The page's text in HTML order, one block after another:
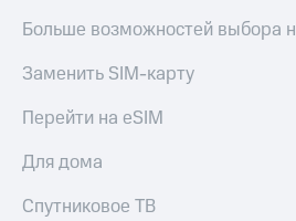
Больше возможностей выбора
Заменить SIM-карту
Перейти на eSIM
Для дома
Спутниковое ТВ